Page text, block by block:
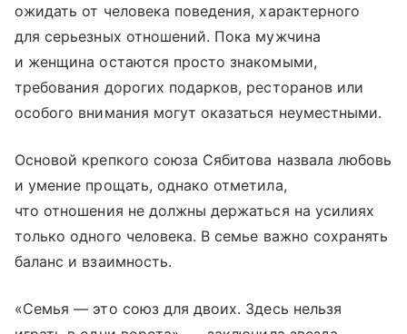
ожидать от человека поведения, характерного
для серьезных отношений. Пока мужчина
и женщина остаются просто знакомыми,
требования дорогих подарков, ресторанов или
особого внимания могут оказаться неуместными.
Основой крепкого союза Сябитова назвала любовь
и умение прощать, однако отметила,
что отношения не должны держаться на усилиях
только одного человека. В семье важно сохранять
баланс и взаимность.
«Семья — это союз для двоих. Здесь нельзя